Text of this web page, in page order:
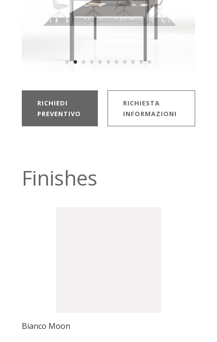
RICHIEDI
PREVENTIVO
RICHIESTA
INFORMAZIONI
Finishes
Bianco Moon